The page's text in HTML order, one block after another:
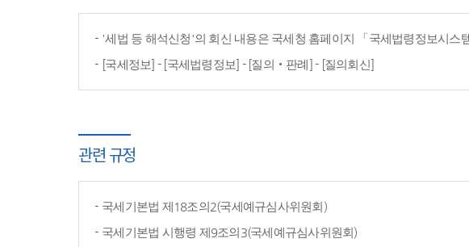
'세법 등 해석신청'의 회신 내용은 국세청 홈페이지 「국세법령정보시
[국세정보] - [국세법령정보] - [질의‧판례] - [질의회신]
관련 규정
국세기본법 제18조의2(국세예규심사위원회)
국세기본법 시행령 제9조의3(국세예규심사위원회)